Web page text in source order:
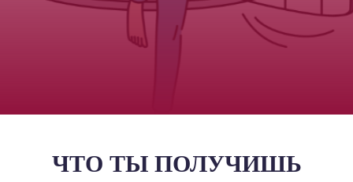
ЧТО ТЫ ПОЛУЧИШЬ